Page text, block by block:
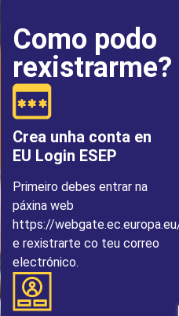
Como podo
rexistrarme?
Crea unha conta en
EU Login ESEP
Primeiro debes entrar na
páxina web
https://
e rexistrarte co teu correo
electrónico.